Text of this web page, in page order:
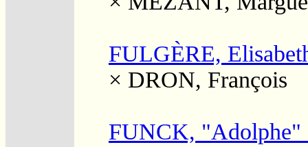
FULGÈRE,
× DRON, François
FUNCK, "Adolphe"